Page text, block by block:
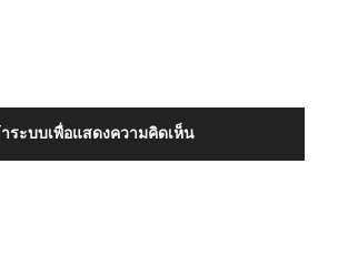
าระบบเพื่อแสดงความคิดเห็น